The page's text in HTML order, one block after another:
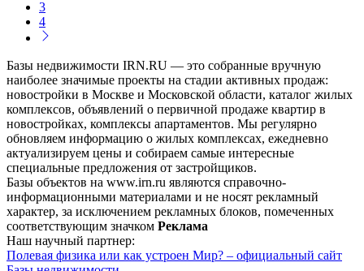
3
4
Базы недвижимости IRN.RU — это собранные вручную
наиболее значимые проекты на стадии активных продаж:
новостройки в Москве и Московской области, каталог жилых
комплексов, объявлений о первичной продаже квартир в
новостройках, комплексы апартаментов. Мы регулярно
обновляем информацию о жилых комплексах, ежедневно
актуализируем цены и собираем самые интересные
специальные предложения от застройщиков.
Базы объектов на www.irn.ru являются справочно-
информационными материалами и не носят рекламный
характер, за исключением рекламных блоков, помеченных
соответствующим значком Реклама
Наш научный партнер:
Полевая физика или как устроен Мир? – официальный сайт